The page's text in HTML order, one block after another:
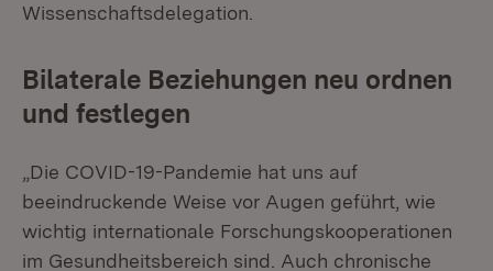
Wissenschaftsdelegation.
Bilaterale Beziehungen neu ordnen
und festlegen
„Die COVID-19-Pandemie hat uns auf
beeindruckende Weise vor Augen geführt, wie
wichtig internationale Forschungskooperationen
im Gesundheitsbereich sind. Auch chronische